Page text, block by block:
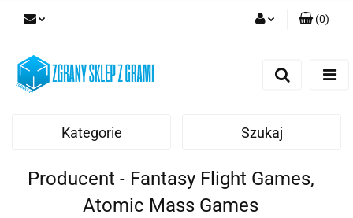
(0)
Kategorie Szukaj
Producent - Fantasy Flight Games,
Atomic Mass Games